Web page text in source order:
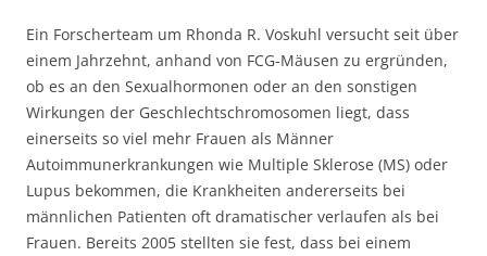
Ein Forscherteam um Rhonda R. Voskuhl versucht seit über
einem Jahrzehnt, anhand von FCG-Mäusen zu ergründen,
ob es an den Sexualhormonen oder an den sonstigen
Wirkungen der Geschlechtschromosomen liegt, dass
einerseits so viel mehr Frauen als Männer
Autoimmunerkrankungen wie Multiple Sklerose (MS) oder
Lupus bekommen, die Krankheiten andererseits bei
männlichen Patienten oft dramatischer verlaufen als bei
Frauen. Bereits 2005 stellten sie fest, dass bei einem